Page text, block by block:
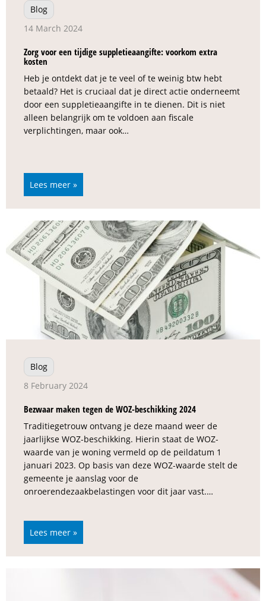
Blog
14 March 2024
Zorg voor een tijdige suppletieaangifte: voorkom extra
kosten
Heb je ontdekt dat je te veel of te weinig btw hebt
betaald? Het is cruciaal dat je direct actie onderneemt
door een suppletieaangifte in te dienen. Dit is niet
alleen belangrijk om te voldoen aan fiscale
verplichtingen, maar ook…
Lees meer »
Blog
8 February 2024
Bezwaar maken tegen de WOZ-beschikking 2024
Traditiegetrouw ontvang je deze maand weer de
jaarlijkse WOZ-beschikking. Hierin staat de WOZ-
waarde van je woning vermeld op de peildatum 1
januari 2023. Op basis van deze WOZ-waarde stelt de
gemeente je aanslag voor de
onroerendezaakbelastingen voor dit jaar vast.…
Lees meer »